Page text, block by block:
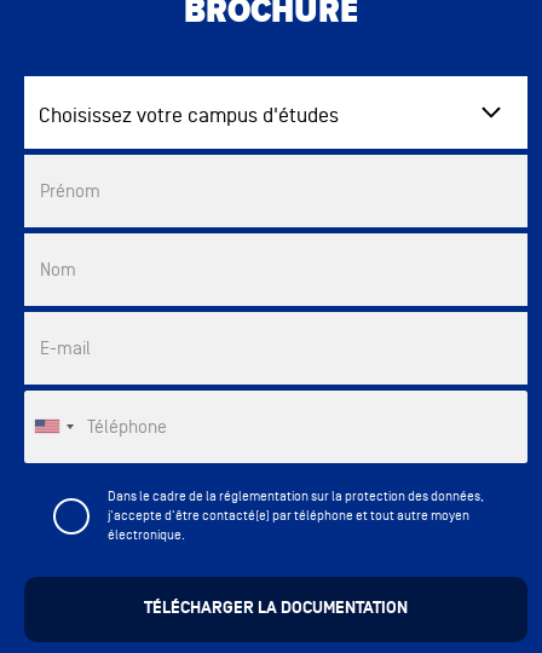
BROCHURE
Choisissez votre campus d'études
Prénom
Nom
E-mail
Téléphone
Dans le cadre de la réglementation sur la protection des données,
j'accepte d'être contacté(e) par téléphone et tout autre moyen
électronique.